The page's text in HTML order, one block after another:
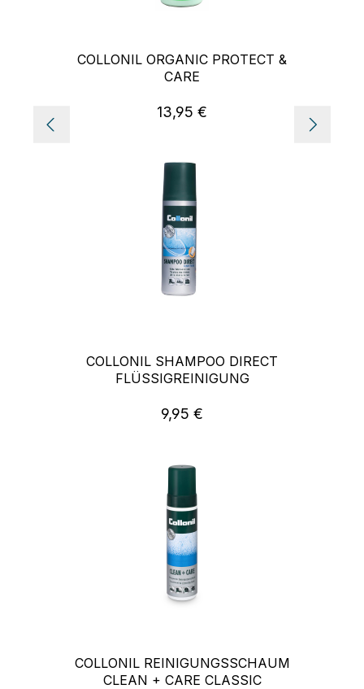
COLLONIL ORGANIC PROTECT &
CARE
Regulärer Preis:
13,95 €
COLLONIL SHAMPOO DIRECT
FLÜSSIGREINIGUNG
Regulärer Preis:
9,95 €
COLLONIL REINIGUNGSSCHAUM
CLEAN + CARE CLASSIC